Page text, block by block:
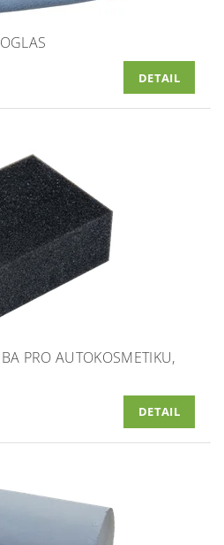
DETAIL
PRO AUTOKOSMETIKU,
DETAIL